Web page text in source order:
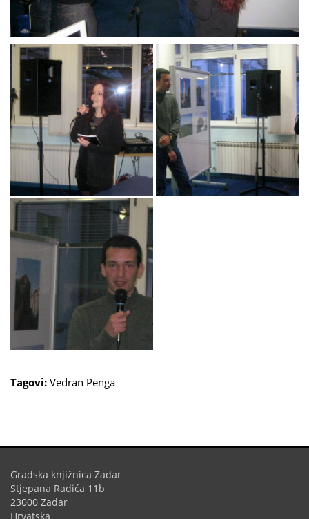
Tagovi: Vedran Penga
Gradska knjižnica Zadar
Stjepana Radića 11b
23000 Zadar
Hrvatska